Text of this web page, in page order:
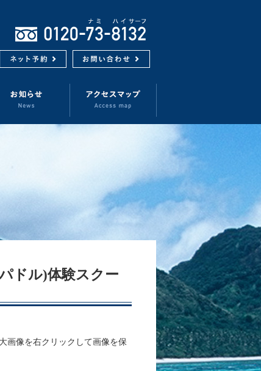
ドル)体験スクー
画像を右クリックして画像を保